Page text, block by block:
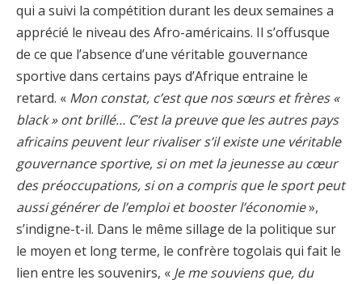
qui a suivi la compétition durant les deux semaines a
apprécié le niveau des Afro-américains. Il s’offusque
de ce que l’absence d’une véritable gouvernance
sportive dans certains pays d’Afrique entraine le
retard. « Mon constat, c’est que nos sœurs et frères «
black » ont brillé… C’est la preuve que les autres pays
africains peuvent leur rivaliser s’il existe une véritable
gouvernance sportive, si on met la jeunesse au cœur
des préoccupations, si on a compris que le sport peut
aussi générer de l’emploi et booster l’économie»,
s’indigne-t-il. Dans le même sillage de la politique sur
le moyen et long terme, le confrère togolais qui fait le
lien entre les souvenirs, « Je me souviens que, du